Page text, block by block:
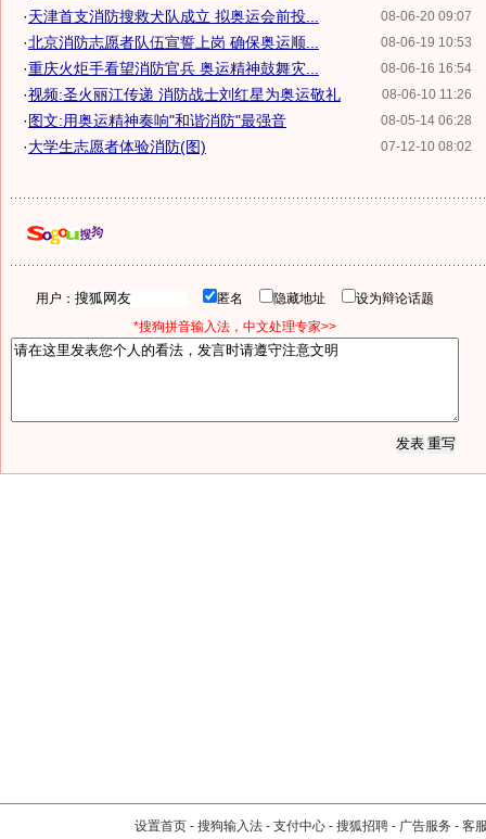
08-06-20 09:07
·天津首支消防搜救犬队成立 拟奥运会前投...
08-06-19 10:53
·北京消防志愿者队伍宣誓上岗 确保奥运顺...
08-06-16 16:54
·重庆火炬手看望消防官兵 奥运精神鼓舞灾...
08-06-10 11:26
·视频:圣火丽江传递 消防战士刘红星为奥运敬礼
08-05-14 06:28
·图文:用奥运精神奏响"和谐消防"最强音
07-12-10 08:02
·大学生志愿者体验消防(图)
用户： 匿名 隐藏地址
设为辩论话题
*搜狗拼音输入法，中文处理专家>>
设置首页 - 搜狗输入法 - 支付中心 - 搜狐招聘 - 广告服务 - 客